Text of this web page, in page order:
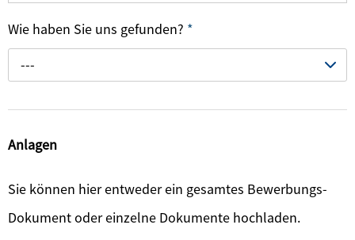
Wie haben Sie uns gefunden? *
---
Anlagen
Sie können hier entweder ein gesamtes Bewerbungs-
Dokument oder einzelne Dokumente hochladen.